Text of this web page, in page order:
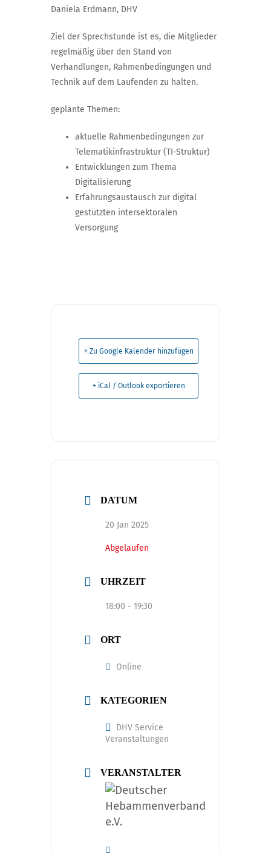
Daniela Erdmann, DHV
Ziel der Sprechstunde ist es, die Mitglieder
regelmäßig über den Stand von
Verhandlungen, Rahmenbedingungen und
Technik auf dem Laufenden zu halten.
geplante Themen:
aktuelle Rahmenbedingungen zur
Telematikinfrastruktur (TI-Struktur)
Entwicklungen zum Thema
Digitalisierung
Erfahrungsaustausch zur digital
gestützten intersektoralen
Versorgung
+ Zu Google Kalender hinzufügen
+ iCal / Outlook exportieren
DATUM
20 Jan 2025
Abgelaufen
UHRZEIT
18:00 - 19:30
ORT
Online
KATEGORIEN
DHV Service
Veranstaltungen
VERANSTALTER